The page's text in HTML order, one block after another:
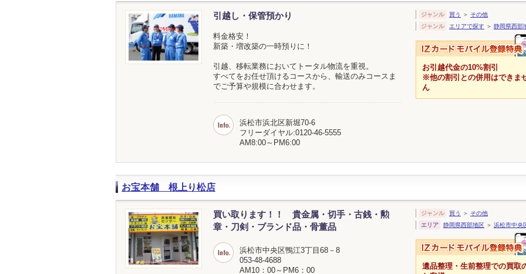
引越し・保管預かり
料金格安！
新築・増改築の一時預りに！
引越、移転業務においてトータル物流を重視。
すべてをお任せ頂けるコースから、輸送のみコースま
でご予算や規模に合わせます。
浜松市浜北区新堀70-6
フリーダイヤル:0120-46-5555
AM8:00～PM6:00
ジャンル 買う ＞ その他
ジャンル
エリアで探す ＞ 静岡県西部
お引越代金の10%割引
※他の割引との併用はできま
ん
お宝本舗 根上り松店
買い取ります！！ 貴金属・切手・古銭・勲
章・刀剣・ブランド品・骨董品
浜松市中央区鴨江3丁目68－8
053-48-4688
AM10：00～PM6：00
ジャンル 買う ＞ その他
エリア
静岡県西部地区 ＞ 浜松市中央
遺品整理・生前整理での買取